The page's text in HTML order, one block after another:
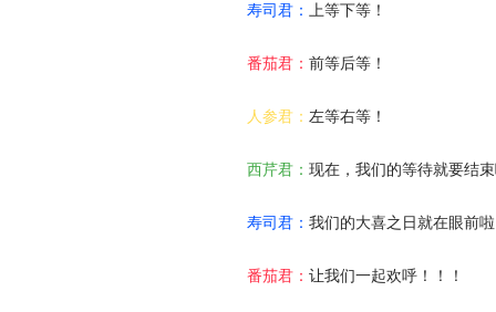
寿司君： 上等下等！
番茄君： 前等后等！
人参君： 左等右等！
西芹君： 现在，我们的等待就要结
寿司君： 我们的大喜之日就在眼前
番茄君： 让我们一起欢呼！！！